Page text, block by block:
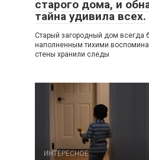
старого дома, и
тайна удивила всех.
Старый загородный дом всегда
наполненным тихими
стены хранили следы
ИНТЕРЕСНОЕ